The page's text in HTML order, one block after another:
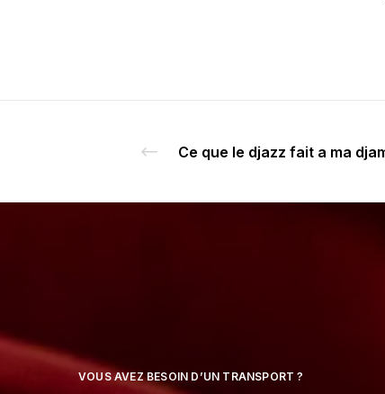
VOUS AVEZ BESOIN D’UN TRANSPORT ?